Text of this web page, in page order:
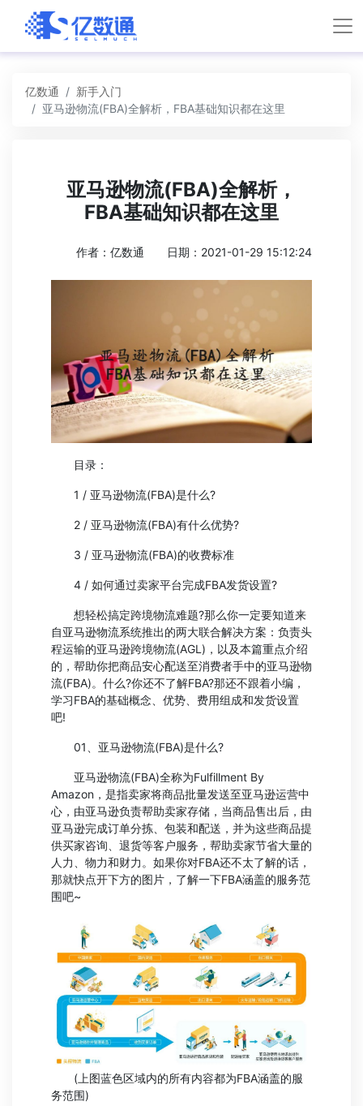
亿数通
新手入门
亚马逊物流(FBA)全解析，FBA基础知识都在这里
亚马逊物流(FBA)全解析，
FBA基础知识都在这里
作者：亿数通 日期：2021-01-29 15:12:24
目录：
1 / 亚马逊物流(FBA)是什么?
2 / 亚马逊物流(FBA)有什么优势?
3 / 亚马逊物流(FBA)的收费标准
4 / 如何通过卖家平台完成FBA发货设置?
想轻松搞定跨境物流难题?那么你一定要知道来
自亚马逊物流系统推出的两大联合解决方案：负责头
程运输的亚马逊跨境物流(AGL)，以及本篇重点介绍
的，帮助你把商品安心配送至消费者手中的亚马逊物
流(FBA)。什么?你还不了解FBA?那还不跟着小编，
学习FBA的基础概念、优势、费用组成和发货设置
吧!
01、亚马逊物流(FBA)是什么?
亚马逊物流(FBA)全称为Fulfillment By
Amazon，是指卖家将商品批量发送至亚马逊运营中
心，由亚马逊负责帮助卖家存储，当商品售出后，由
亚马逊完成订单分拣、包装和配送，并为这些商品提
供买家咨询、退货等客户服务，帮助卖家节省大量的
人力、物力和财力。如果你对FBA还不太了解的话，
那就快点开下方的图片，了解一下FBA涵盖的服务范
围吧~
(上图蓝色区域内的所有内容都为FBA涵盖的服
务范围)